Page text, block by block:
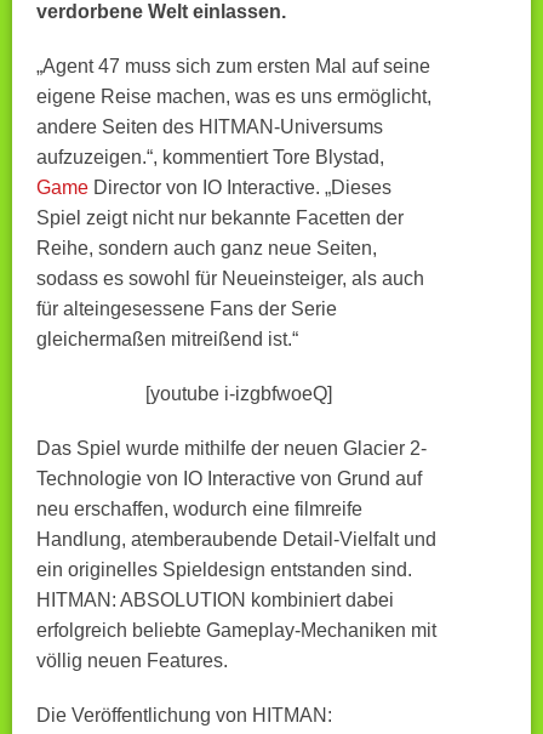
verdorbene Welt einlassen.
„Agent 47 muss sich zum ersten Mal auf seine
eigene Reise machen, was es uns ermöglicht,
andere Seiten des HITMAN-Universums
aufzuzeigen.“, kommentiert Tore Blystad,
Game Director von IO Interactive. „Dieses
Spiel zeigt nicht nur bekannte Facetten der
Reihe, sondern auch ganz neue Seiten,
sodass es sowohl für Neueinsteiger, als auch
für alteingesessene Fans der Serie
gleichermaßen mitreißend ist.“
[youtube i-izgbfwoeQ]
Das Spiel wurde mithilfe der neuen Glacier 2-
Technologie von IO Interactive von Grund auf
neu erschaffen, wodurch eine filmreife
Handlung, atemberaubende Detail-Vielfalt und
ein originelles Spieldesign entstanden sind.
HITMAN: ABSOLUTION kombiniert dabei
erfolgreich beliebte Gameplay-Mechaniken mit
völlig neuen Features.
Die Veröffentlichung von HITMAN: